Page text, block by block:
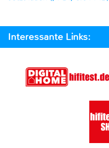
Interessante Links: